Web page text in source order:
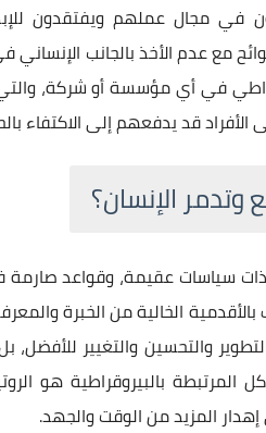
في مجال عملهم ويفتقدون
مع عدم الأخذ بالجانب
في أي مؤسسة أو شركة،
قد يدفعهم إلى الاكتفاء
وتدمر الإنسان؟
ذات سياسات عقيمة، وقواعد
الخالية من الخبرة
والتحسين والتغيير للأفضل،
المرتبطة بالبيروقراطية هو
المزيد من الوقت والجهد.